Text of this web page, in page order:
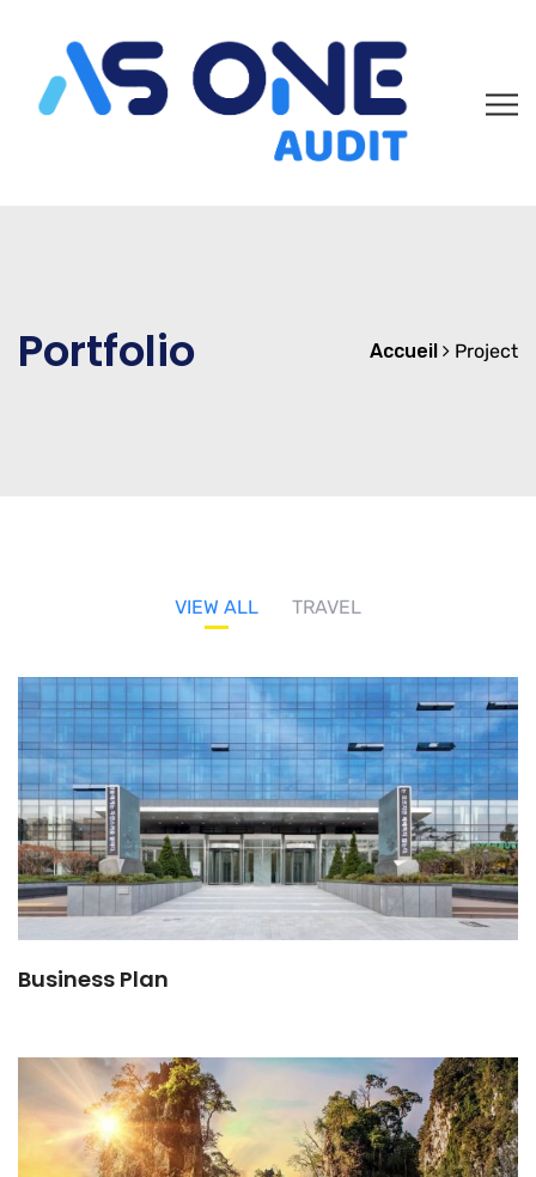
Portfolio Accueil Project
VIEW ALL TRAVEL
Business Plan